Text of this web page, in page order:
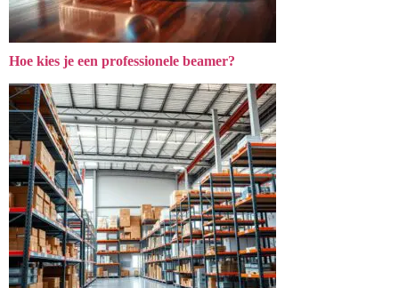
Hoe kies je een professionele beamer?